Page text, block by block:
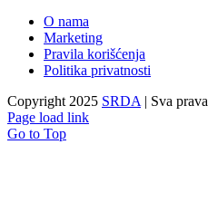
O nama
Marketing
Pravila korišćenja
Politika privatnosti
Copyright 2025 SRDA | Sva
Page load link
Go to Top